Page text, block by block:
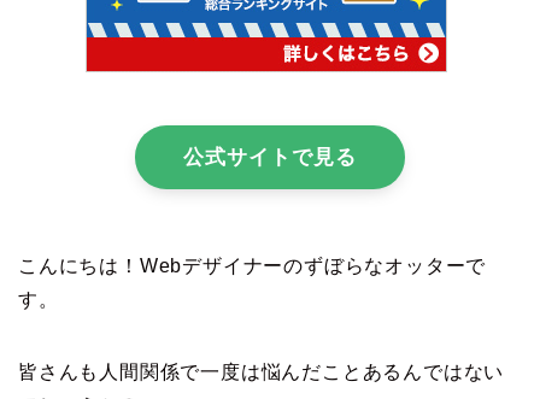
公式サイトで見る
こんにちは！Webデザイナーのずぼらなオッターで
す。
皆さんも人間関係で一度は悩んだことあるんではない